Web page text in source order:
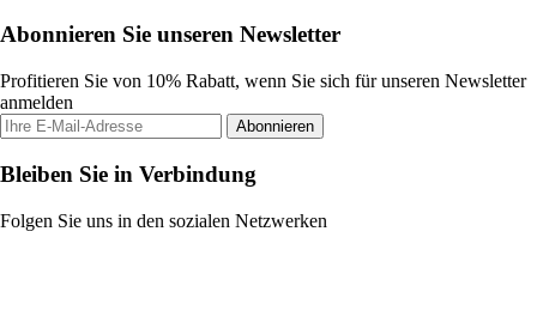
Abonnieren Sie unseren Newsletter
Profitieren Sie von 10% Rabatt, wenn Sie sich für unseren Newsletter
anmelden
Abonnieren
Bleiben Sie in Verbindung
Folgen Sie uns in den sozialen Netzwerken